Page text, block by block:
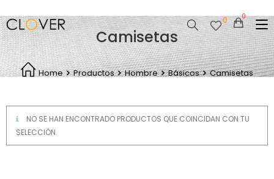
0
Camisetas
Home Productos Hombre Básicos Camisetas
NO SE HAN ENCONTRADO PRODUCTOS QUE COINCIDAN CON TU
SELECCIÓN.